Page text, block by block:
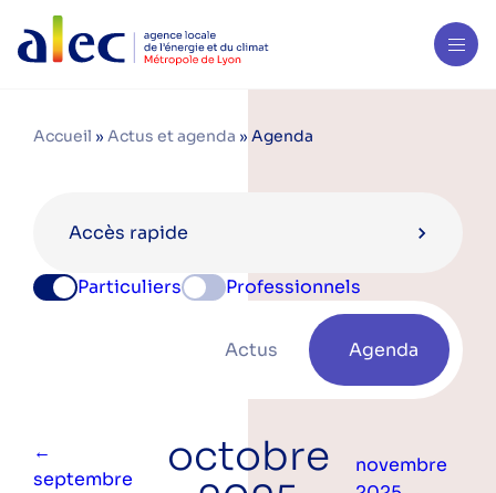
Accueil » Actus et agenda » Agenda
Accès rapide
Particuliers
Professionnels
Particuliers Professionnels
Actus Agenda
←
septembre
octobre
novembre